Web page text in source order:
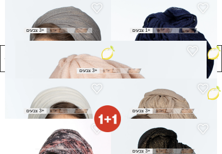
צעיף חידה
₪30.00
+1 צבעים
צעיף עונג - אפור
₪40.00
+3 צבעים
צעיף עונג - ורוד
₪40.00
+3 צבעים
צעיף עונג - זהב
₪40.00
+3 צבעים
צעיף עונג - לבן
₪ 40.00
+3 צבעים
צעיף עונג - שחור
₪40.00
+3 צבעים
צעיף יפעת
₪40.00